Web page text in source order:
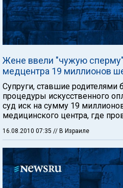
Жене ввели "чужую
медцентра 19 миллионов
Супруги, ставшие
процедуры искусственного
суд иск на сумму 19
медицинского центра, где
16.08.2010 07:35 // В Израиле